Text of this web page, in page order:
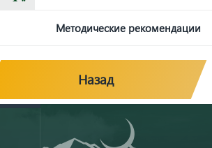
Методические рекомендации
Назад